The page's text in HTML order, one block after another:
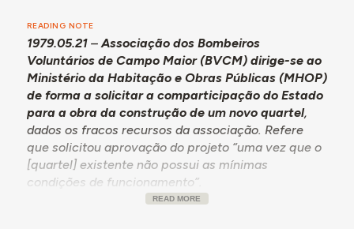
READING NOTE
1979.05.21 – Associação dos Bombeiros
Voluntários de Campo Maior (BVCM) dirige-se ao
Ministério da Habitação e Obras Públicas (MHOP)
de forma a solicitar a comparticipação do Estado
para a obra da construção de um novo quartel,
dados os fracos recursos da associação. Refere
que solicitou aprovação do projeto “uma vez que o
[quartel] existente não possui as mínimas
condições de funcionamento”.
1979.06.25 – Direção de Equipamento de
READ MORE